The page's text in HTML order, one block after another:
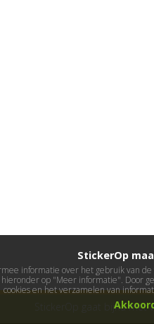
StickerOp gaat bijna met
StickerOp
informatie over het gebruik van
op "Meer informatie". Door
cookies en het verzamelen van